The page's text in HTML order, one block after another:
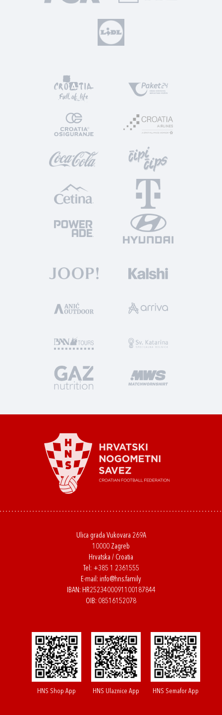
Ulica grada Vukovara 269A
10000 Zagreb
Hrvatska / Croatia
Tel: +385 1 2361555
E-mail: info@hns.family
IBAN: HR2523400091100187844
OIB: 08516152078
HNS Shop App HNS Ulaznice App HNS Semafor App